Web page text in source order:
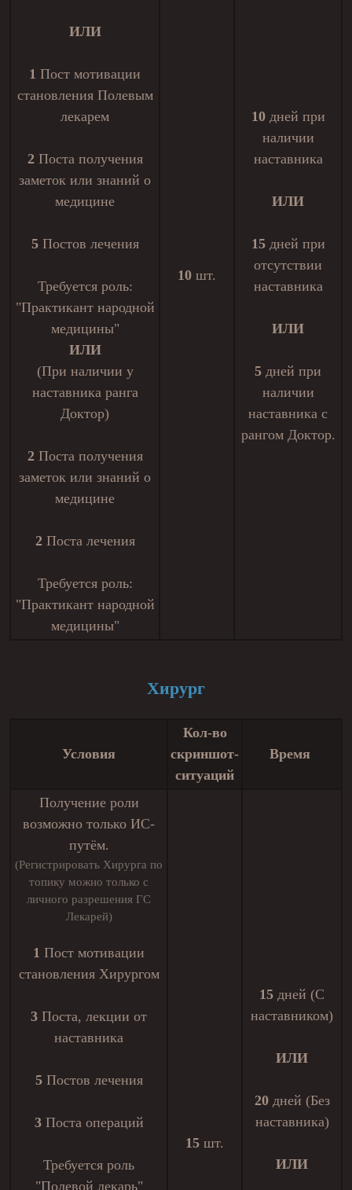
ИЛИ
1 Пост мотивации
становления Полевым
лекарем
2 Поста получения
заметок или знаний о
медицине
5 Постов лечения
Требуется роль:
"Практикант народной
медицины"
ИЛИ
(При наличии у
наставника ранга
Доктор)
2 Поста получения
заметок или знаний о
медицине
2 Поста лечения
Требуется роль:
"Практикант народной
медицины"
10 шт.
10дней при
наличии
наставника
ИЛИ
15дней при
отсутствии
наставника
ИЛИ
5 дней при
наличии
наставника с
рангом Доктор.
Хирург
Условия
Кол-во
скриншот-
ситуаций
Время
Получение роли
возможно только ИС-
путём.
(Регистрировать Хирурга по
топику можно только с
личного разрешения ГС
Лекарей)
1 Пост мотивации
становления Хирургом
3 Поста, лекции от
наставника
5Постов лечения
3Поста операций
Требуется роль
"Полевой лекарь"
15 шт.
15 дней (С
наставником)
ИЛИ
20дней (Без
наставника)
ИЛИ